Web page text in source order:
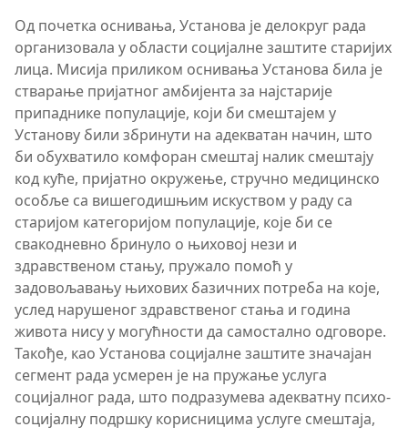
Од почетка оснивања, Установа је делокруг рада
организовала у области социјалне заштите старијих
лица. Мисија приликом оснивања Установа била је
стварање пријатног амбијента за најстарије
припаднике популације, који би смештајем у
Установу били збринути на адекватан начин, што
би обухватило комфоран смештај налик смештају
код куће, пријатно окружење, стручно медицинско
особље са вишегодишњим искуством у раду са
старијом категоријом популације, које би се
свакодневно бринуло о њиховој нези и
здравственом стању, пружало помоћ у
задовољавању њихових базичних потреба на које,
услед нарушеног здравственог стања и година
живота нису у могућности да самостално одговоре.
Такође, као Установа социјалне заштите значајан
сегмент рада усмерен је на пружање услуга
социјалног рада, што подразумева адекватну психо-
социјалну подршку корисницима услуге смештаја,